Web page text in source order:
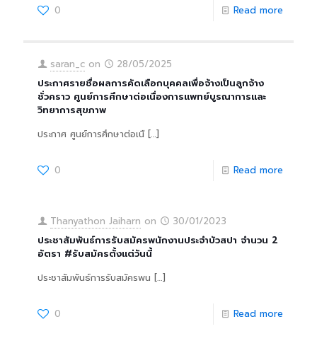
0 Read more
saran_c on
28/05/2025
ประกาศรายชื่อผลการคัดเลือกบุคคลเพื่อจ้างเป็นลูกจ้าง
ชั่วคราว ศูนย์การศึกษาต่อเนื่องการแพทย์บูรณาการและ
วิทยาการสุขภาพ
ประกาศ ศูนย์การศึกษาต่อเนื […]
0 Read more
Thanyathon Jaiharn on
30/01/2023
ประชาสัมพันธ์การรับสมัครพนักงานประจำบัวสปา จำนวน 2
อัตรา #รับสมัครตั้งแต่วันนี้
ประชาสัมพันธ์การรับสมัครพน […]
0 Read more